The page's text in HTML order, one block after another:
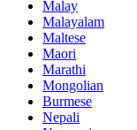
Malay
Malayalam
Maltese
Maori
Marathi
Mongolian
Burmese
Nepali